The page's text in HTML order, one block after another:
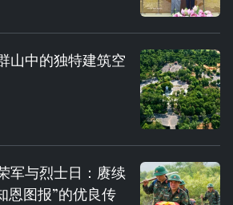
山中的独特建筑空
军与烈士日：赓续
恩图报”的优良传